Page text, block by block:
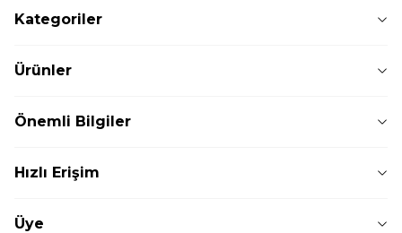
Kategoriler
Ürünler
Önemli Bilgiler
Hızlı Erişim
Üye